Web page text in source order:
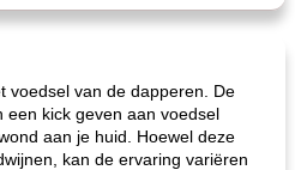
voedsel van de dapperen. De
een kick geven aan voedsel
aan je huid. Hoewel deze
kan de ervaring variëren